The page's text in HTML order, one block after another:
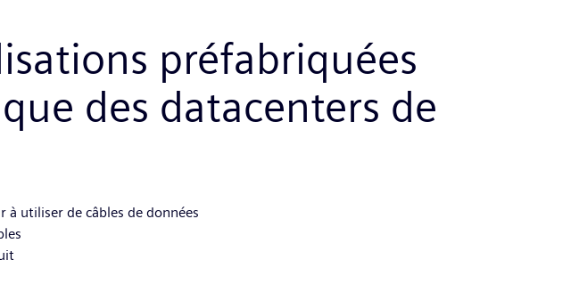
préfabriquées
des datacenters de
à utiliser de câbles de données